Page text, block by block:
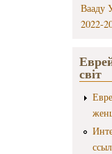
Вааду
2022-
світ